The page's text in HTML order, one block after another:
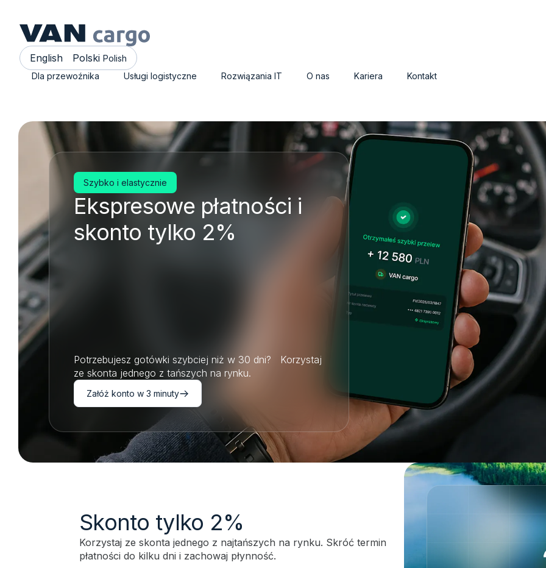
Dla przewoźnika Usługi logistyczne Rozwiązania IT O nas Kariera Kontakt
English Polski Polish
Szybko i elastycznie
Ekspresowe płatności i
skonto tylko 2%
Potrzebujesz gotówki szybciej niż w 30 dni? Korzystaj
ze skonta jednego z tańszych na rynku.
Załóż konto w 3 minuty
Skonto tylko 2%
Korzystaj ze skonta jednego z najtańszych na rynku. Skróć termin
płatności do kilku dni i zachowaj płynność.